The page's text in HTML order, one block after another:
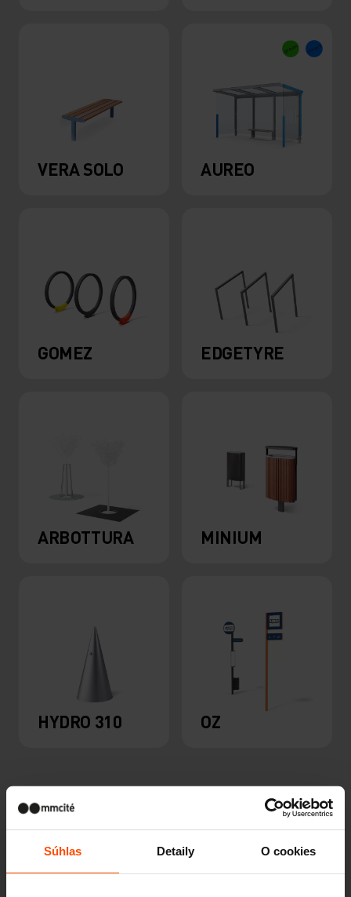
Súhlas Detaily O cookies
VERA SOLO AUREO
GOMEZ EDGETYRE
ARBOTTURA MINIUM
HYDRO 310 OZ